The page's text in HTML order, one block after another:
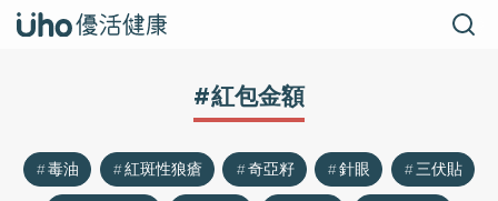
#紅包金額
毒油 紅斑性狼瘡 奇亞籽 針眼
三伏貼